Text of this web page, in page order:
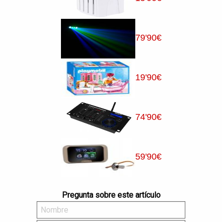
79'90€
19'90€
74'90€
59'90€
Pregunta sobre este artículo